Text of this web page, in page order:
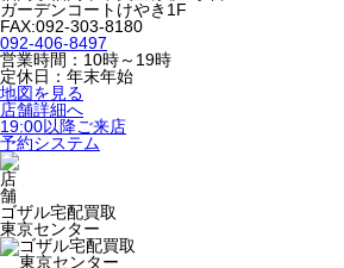
ガーデンコートけやき1F
FAX:092-303-8180
092-406-8497
営業時間：10時～19時
定休日：年末年始
地図を見る
店舗詳細へ
19:00以降ご来店
予約システム
ゴザル宅配買取
東京センター